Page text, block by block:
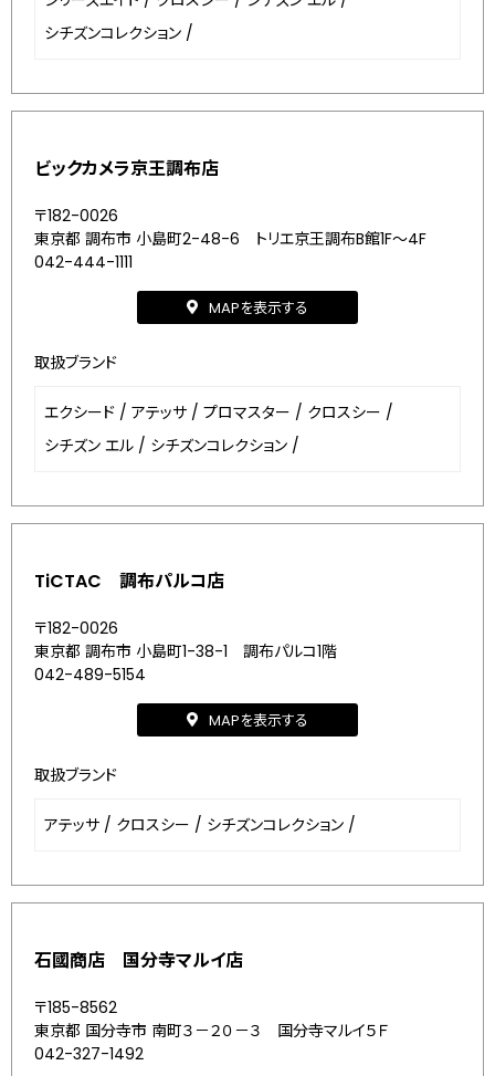
シチズンコレクション /
ビックカメラ京王調布店
〒182-0026
東京都 調布市 小島町2-48-6 トリエ京王調布B館1F～4F
042-444-1111
MAPを表示する
取扱ブランド
エクシード / アテッサ / プロマスター / クロスシー /
シチズン エル / シチズンコレクション /
TiCTAC 調布パルコ店
〒182-0026
東京都 調布市 小島町1-38-1 調布パルコ1階
042-489-5154
MAPを表示する
取扱ブランド
アテッサ / クロスシー / シチズンコレクション /
石國商店 国分寺マルイ店
〒185-8562
東京都 国分寺市 南町３－２０－３ 国分寺マルイ５Ｆ
042-327-1492